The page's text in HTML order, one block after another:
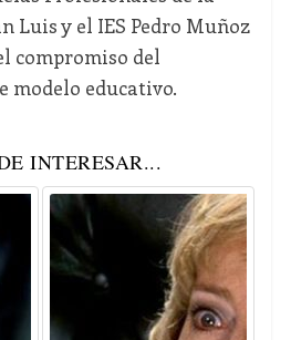
Luis y el IES Pedro Muñoz
compromiso del
modelo educativo.
INTERESAR...